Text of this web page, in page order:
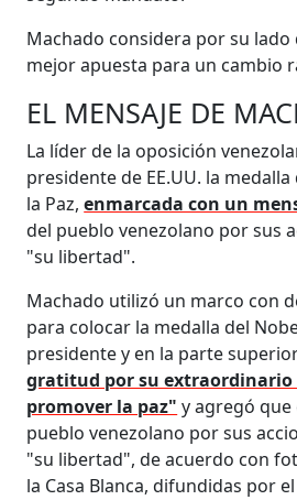
Machado considera por su lado
mejor apuesta para un cambio
EL MENSAJE DE
La líder de la oposición
presidente de EE.UU. la
la Paz,enmarcada con un
del pueblo venezolano por sus
"su libertad".
Machado utilizó un marco con
para colocar la medalla del
presidente y en la parte
gratitud por su extraordinario
promover la paz" y agregó que
pueblo venezolano por sus
"su libertad", de acuerdo con
la Casa Blanca, difundidas por